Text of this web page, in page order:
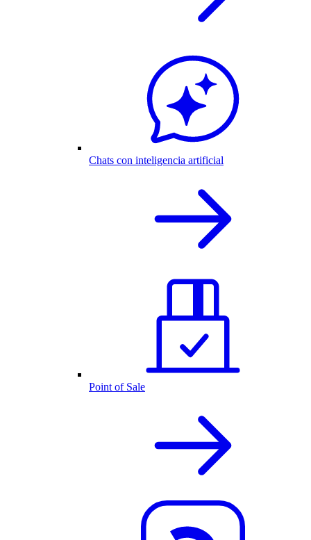
Chats con inteligencia artificial
Point of Sale